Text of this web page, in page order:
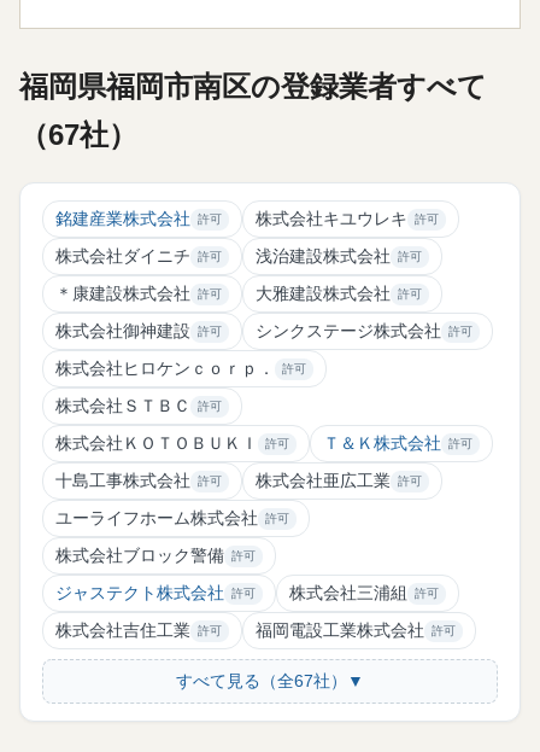
福岡県福岡市南区の登録業者すべて
（67社）
銘建産業株式会社 許可 株式会社キユウレキ 許可
株式会社ダイニチ 許可 浅治建設株式会社 許可
＊康建設株式会社 許可 大雅建設株式会社 許可
株式会社御神建設 許可 シンクステージ株式会社 許可
株式会社ヒロケンｃｏｒｐ． 許可
株式会社ＳＴＢＣ 許可
株式会社ＫＯＴＯＢＵＫＩ 許可 Ｔ＆Ｋ株式会社 許可
十島工事株式会社 許可 株式会社亜広工業 許可
ユーライフホーム株式会社 許可
株式会社ブロック警備 許可
ジャステクト株式会社 許可 株式会社三浦組 許可
株式会社吉住工業 許可 福岡電設工業株式会社 許可
すべて見る（全67社）▼